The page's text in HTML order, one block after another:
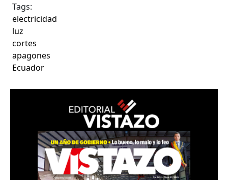
Tags:
electricidad
luz
cortes
apagones
Ecuador